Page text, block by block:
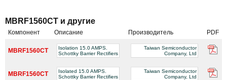
MBRF1560CT и другие
Компонент Описание Производитель PDF
MBRF1560CT
Isolation 15.0 AMPS.
Schottky Barrier Rectifiers
Taiwan Semiconductor
Company, Ltd
MBRF1560CT
Isolated 15.0 AMPS.
Schottky Barrier Rectifiers
Taiwan Semiconductor
Company, Ltd